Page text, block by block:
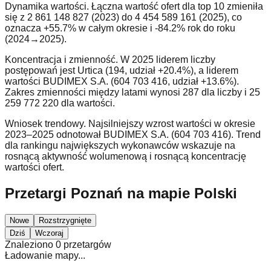
Dynamika wartości. Łączna wartość ofert dla top 10 zmieniła
się z 2 861 148 827 (2023) do 4 454 589 161 (2025), co
oznacza +55.7% w całym okresie i -84.2% rok do roku
(2024→2025).
Koncentracja i zmienność. W 2025 liderem liczby
postępowań jest Urtica (194, udział +20.4%), a liderem
wartości BUDIMEX S.A. (604 703 416, udział +13.6%).
Zakres zmienności między latami wynosi 287 dla liczby i 25
259 772 220 dla wartości.
Wniosek trendowy. Najsilniejszy wzrost wartości w okresie
2023–2025 odnotował BUDIMEX S.A. (604 703 416). Trend
dla rankingu największych wykonawców wskazuje na
rosnącą aktywność wolumenową i rosnącą koncentrację
wartości ofert.
Przetargi Poznań na mapie Polski
Nowe
Rozstrzygnięte
Dziś
Wczoraj
Znaleziono 0 przetargów
Ładowanie mapy...